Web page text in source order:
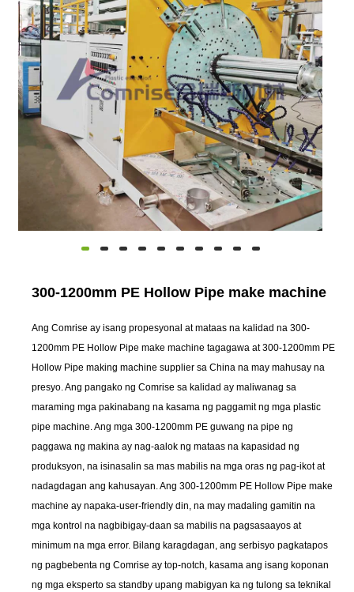
300-1200mm PE Hollow Pipe make machine
Ang Comrise ay isang propesyonal at mataas na kalidad na 300-
1200mm PE Hollow Pipe make machine tagagawa at 300-1200mm PE
Hollow Pipe making machine supplier sa China na may mahusay na
presyo. Ang pangako ng Comrise sa kalidad ay maliwanag sa
maraming mga pakinabang na kasama ng paggamit ng mga plastic
pipe machine. Ang mga 300-1200mm PE guwang na pipe ng
paggawa ng makina ay nag-aalok ng mataas na kapasidad ng
produksyon, na isinasalin sa mas mabilis na mga oras ng pag-ikot at
nadagdagan ang kahusayan. Ang 300-1200mm PE Hollow Pipe make
machine ay napaka-user-friendly din, na may madaling gamitin na
mga kontrol na nagbibigay-daan sa mabilis na pagsasaayos at
minimum na mga error. Bilang karagdagan, ang serbisyo pagkatapos
ng pagbebenta ng Comrise ay top-notch, kasama ang isang koponan
ng mga eksperto sa standby upang mabigyan ka ng tulong sa teknikal